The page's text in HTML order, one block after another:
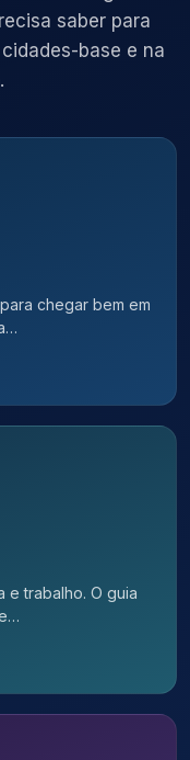
saber para
base e na
chegar bem em
e trabalho. O guia